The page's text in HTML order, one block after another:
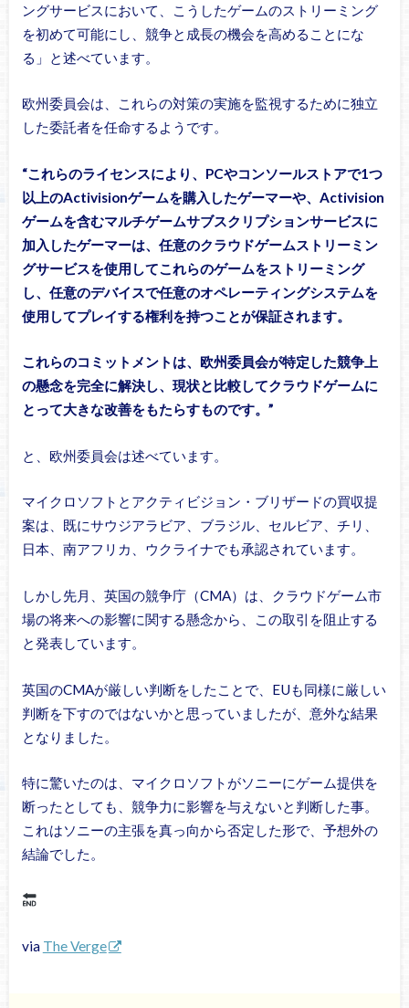
ングサービスにおいて、こうしたゲームのストリーミング
を初めて可能にし、競争と成長の機会を高めることにな
る」と述べています。
欧州委員会は、これらの対策の実施を監視するために独立
した委託者を任命するようです。
“これらのライセンスにより、PCやコンソールストアで1つ
以上のActivisionゲームを購入したゲーマーや、Activision
ゲームを含むマルチゲームサブスクリプションサービスに
加入したゲーマーは、任意のクラウドゲームストリーミン
グサービスを使用してこれらのゲームをストリーミング
し、任意のデバイスで任意のオペレーティングシステムを
使用してプレイする権利を持つことが保証されます。
これらのコミットメントは、欧州委員会が特定した競争上
の懸念を完全に解決し、現状と比較してクラウドゲームに
とって大きな改善をもたらすものです。”
と、欧州委員会は述べています。
マイクロソフトとアクティビジョン・ブリザードの買収提
案は、既にサウジアラビア、ブラジル、セルビア、チリ、
日本、南アフリカ、ウクライナでも承認されています。
しかし先月、英国の競争庁（CMA）は、クラウドゲーム市
場の将来への影響に関する懸念から、この取引を阻止する
と発表しています。
英国のCMAが厳しい判断をしたことで、EUも同様に厳しい
判断を下すのではないかと思っていましたが、意外な結果
となりました。
特に驚いたのは、マイクロソフトがソニーにゲーム提供を
断ったとしても、競争力に影響を与えないと判断した事。
これはソニーの主張を真っ向から否定した形で、予想外の
結論でした。
via The Verge